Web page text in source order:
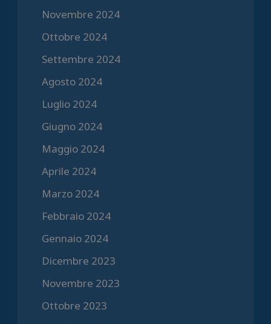
Novembre 2024
Ottobre 2024
Settembre 2024
Agosto 2024
Luglio 2024
Giugno 2024
Maggio 2024
Aprile 2024
Marzo 2024
Febbraio 2024
Gennaio 2024
Dicembre 2023
Novembre 2023
Ottobre 2023